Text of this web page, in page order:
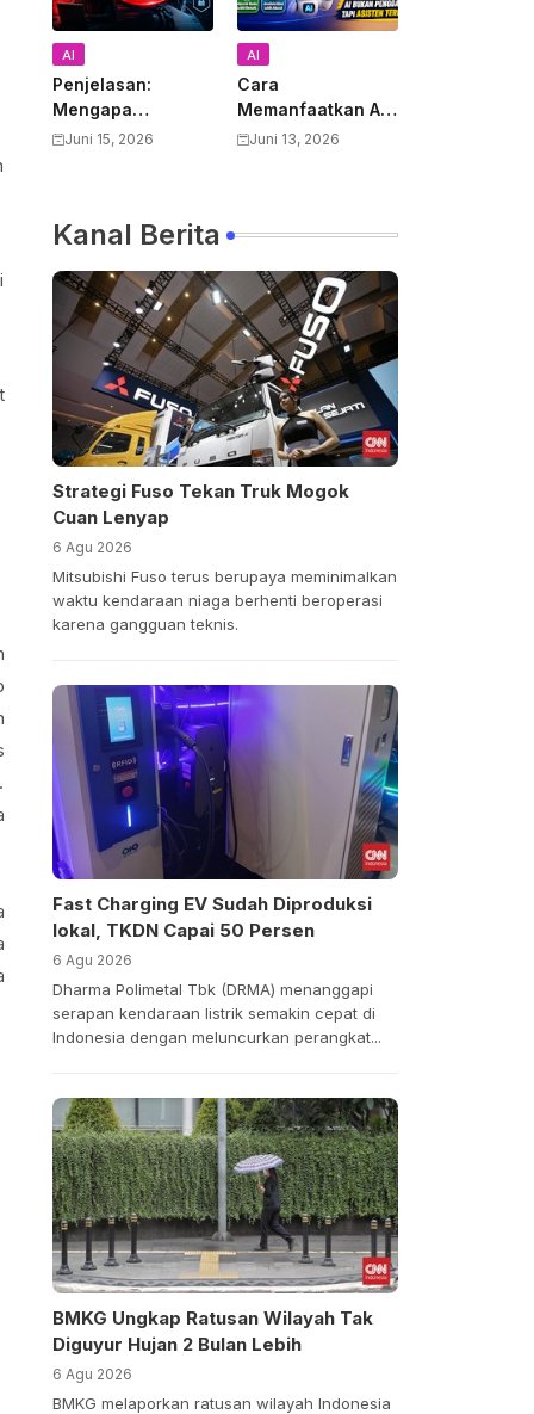
AI
Penjelasan:
Mengapa
Pemerintah AS
Anthropic Claude
Mythos
Juni 15, 2026
AI
Cara
Memanfaatkan AI
untuk Mendukung
Produktivitas dan
Pembelajaran
Juni 13, 2026
Kanal Berita
Strategi Fuso Tekan Truk Mogok
Cuan Lenyap
6 Agu 2026
Mitsubishi Fuso terus berupaya meminimalkan
waktu kendaraan niaga berhenti beroperasi
karena gangguan teknis.
Fast Charging EV Sudah Diproduksi
lokal, TKDN Capai 50 Persen
6 Agu 2026
Dharma Polimetal Tbk (DRMA) menanggapi
serapan kendaraan listrik semakin cepat di
Indonesia dengan meluncurkan perangkat...
BMKG Ungkap Ratusan Wilayah Tak
Diguyur Hujan 2 Bulan Lebih
6 Agu 2026
BMKG melaporkan ratusan wilayah Indonesia